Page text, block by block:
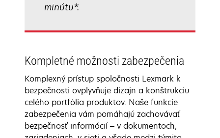
minútu*.
Kompletné možnosti zabezpečenia
Komplexný prístup spoločnosti Lexmark k
bezpečnosti ovplyvňuje dizajn a konštrukciu
celého portfólia produktov. Naše funkcie
zabezpečenia vám pomáhajú zachovávať
bezpečnosť informácií – v dokumentoch,